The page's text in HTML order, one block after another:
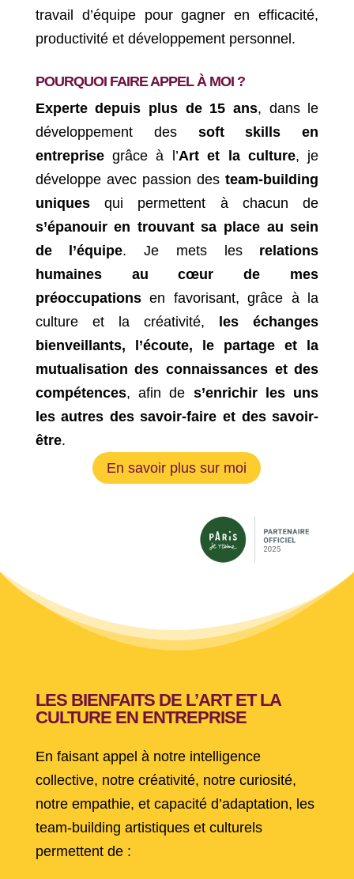
travail d’équipe pour gagner en efficacité,
productivité et développement personnel.
POURQUOI FAIRE APPEL À MOI ?
Experte depuis plus de 15 ans, dans le
développement des soft skills en
entreprisegrâce à l’Art et la culture, je
développe avec passion desteam-building
uniquesqui permettent à chacun de
s’épanouir en trouvant sa place au sein
de l’équipe. Je mets les relations
humaines au cœur de mes
préoccupationsen favorisant, grâce à la
culture et la créativité, les échanges
bienveillants, l’écoute, le partage et la
mutualisation des connaissances et des
compétences, afin de s’enrichir les uns
les autres des savoir-faire et des savoir-
être.
En savoir plus sur moi
LES BIENFAITS DE L’ART ET LA
CULTURE EN ENTREPRISE
En faisant appel à notre intelligence
collective, notre créativité, notre curiosité,
notre empathie, et capacité d’adaptation, les
team-building artistiques et culturels
permettent de :